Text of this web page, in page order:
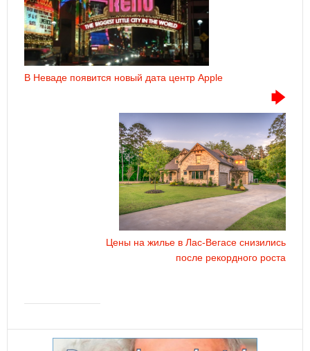
В Неваде появится новый дата центр Apple
Цены на жилье в Лас-Вегасе снизились
после рекордного роста